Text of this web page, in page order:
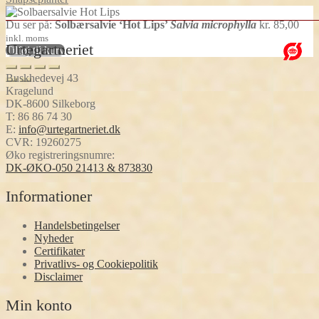
Urtegartneriet
Buskhedevej 43
Kragelund
DK-8600 Silkeborg
T: 86 86 74 30
E: info@urtegartneriet.dk
CVR: 19260275
Øko registreringsnumre:
DK-ØKO-050 21413 & 873830
Informationer
Handelsbetingelser
Nyheder
Certifikater
Privatlivs- og Cookiepolitik
Disclaimer
Min konto
Du ser på:Solbærsalvie ‘Hot Lips’Salvia microphylla kr.85,00
inkl. moms
Tilføj til kurv